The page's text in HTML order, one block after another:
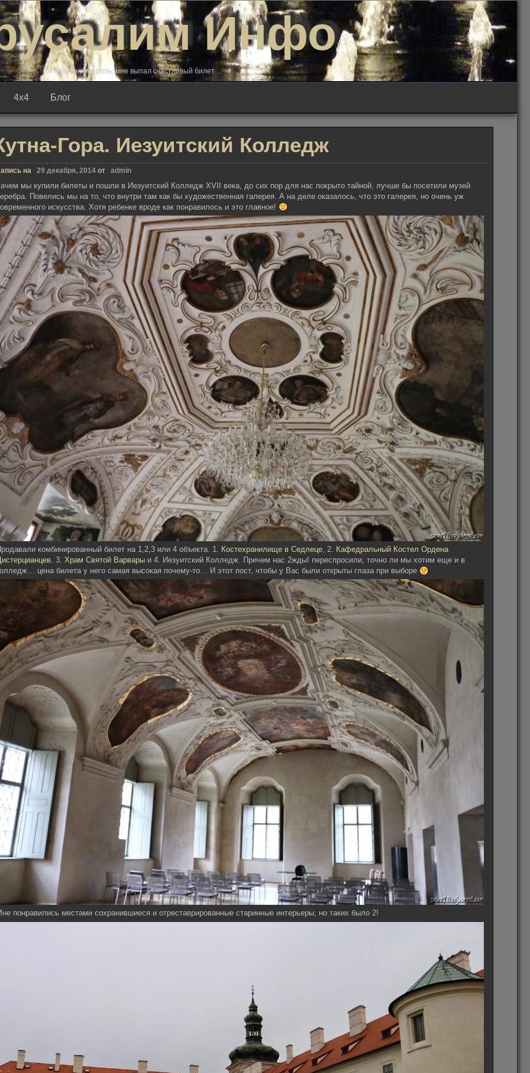
Инфо
Я получил эту роль, мне выпал счастливый билет…
4х4 Блог
Гора. Иезуитский Колледж
на 29 декабря, 2014 от admin
мы купили билеты и пошли в Иезуитский Колледж XVII века, до сих пор для нас покрыто тайной, лучше бы посетили музей
Повелись мы на то, что внутри там как бы художественная галерея. А на деле оказалось, что это галерея, но очень уж
искусства. Хотя ребенке вроде как понравилось и это главное!
комбинированный билет на 1,2,3 или 4 объекта. 1. Костехранилище в Седлеце, 2. Кафедральный Костел Ордена
. 3.Храм Святой Варвары и 4. Иезуитский Колледж. Причем нас 2жды! переспросили, точно ли мы хотим еще и в
цена билета у него самая высокая почему-то… И этот пост, чтобы у Вас были открыты глаза при выборе
понравились местами сохранившиеся и отреставрированные старинные интерьеры, но таких было 2!